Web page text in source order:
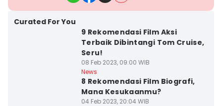
Curated For You
9 Rekomendasi Film Aksi
Terbaik Dibintangi Tom Cruise,
Seru!
08 Feb 2023, 09:00 WIB
News
8 Rekomendasi Film Biografi,
Mana Kesukaanmu?
04 Feb 2023, 20:04 WIB